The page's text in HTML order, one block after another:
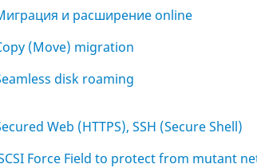
и расширение online
(Move) migration
disk roaming
Web (HTTPS), SSH (Secure Shell)
Force Field to protect from mutant